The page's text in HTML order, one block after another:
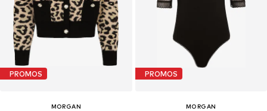
PROMOS
MORGAN
PROMOS
MORGAN